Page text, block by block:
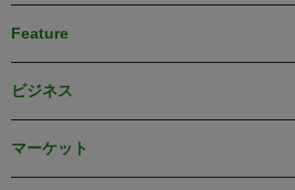
Feature
ビジネス
マーケット